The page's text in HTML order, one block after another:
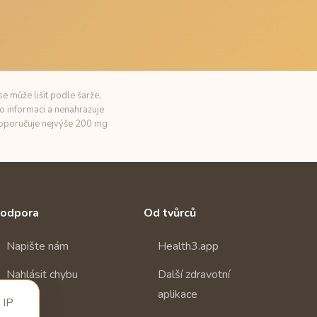
může lišit podle šarže,
informaci a nenahrazuje
nejvýše 200 mg
Napište nám
Nahlásit chybu
Od tvůrců
Health3.app
Další zdravotní
aplikace